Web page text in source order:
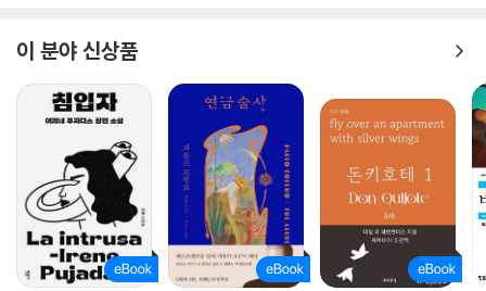
그 길 끝에서 새로운 길을 열어주기를 소망한다. 또한 무한경쟁에 내몰린
젊은이와 청소년들에게 삶의 소중함과 기쁨을 일깨워주기를 바란다. 목록
을 쌓아갈수록 ‘창비세계문학’이 독자들의 사랑으로 무르익고 그 감동이
세대를 넘나들며 이어진다면 더없는 보람이겠다.
추천 내역
서울대추천도서, 미대학위원회 선정 SAT 추천도서
이 분야 신상품